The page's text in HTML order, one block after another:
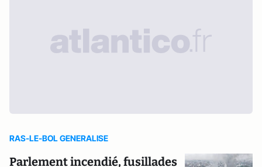
RAS-LE-BOL GENERALISE
Parlement incendié, fusillades